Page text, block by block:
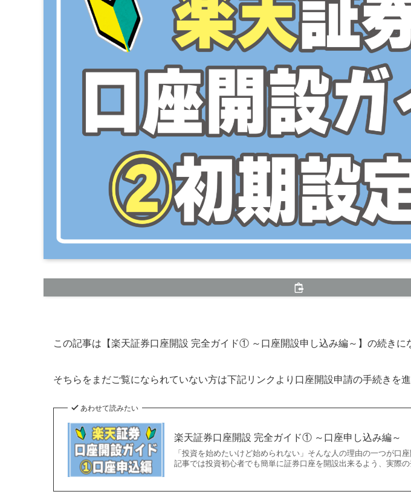
この記事は【楽天証券口座開設 完全ガイド① ～口座開設申し込み編～】の続きに
そちらをまだご覧になられていない方は下記リンクより口座開設申請の手続きを進
あわせて読みたい
楽天証券口座開設 完全ガイド① ～口座申し込み編～
「投資を始めたいけど始められない」そんな人の理由の一つが口
記事では投資初心者でも簡単に証券口座を開設出来るよう、実際